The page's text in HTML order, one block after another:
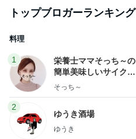
トップブロガーランキング
料理
1
栄養士ママそっち～の
簡単美味しいサイクル
献立
そっち～
2
ゆうき酒場
ゆうき